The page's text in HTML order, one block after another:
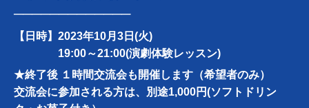
─────────────
【日時】2023年10月3日(火)
19:00～21:00(演劇体験レッスン)
★終了後 １ 時間交流会も開催します（希望者のみ）
交流会に参加される方は、別途1,000円(ソフトドリン